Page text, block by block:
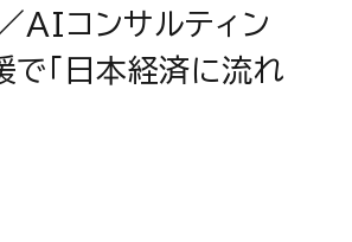
AIコンサルティン
で「日本経済に流れ